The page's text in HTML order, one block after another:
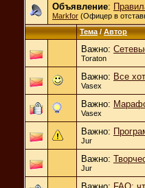
Объявление:
Markfor (Офицер в
Тема / Автор
Важно:
Toraton
Важно: Все
Vasex
Важно:
Vasex
Важно:
Jur
Важно:
Jur